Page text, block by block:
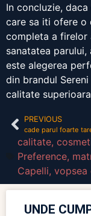
In concluzie,
care sa iti ofere o
completa a firelor
sanatatea parului,
este alegerea
din brandul
calitate
PREVIOUS
cade parul foarte
calitate,
Preference,
Capelli, vopsea
UNDE